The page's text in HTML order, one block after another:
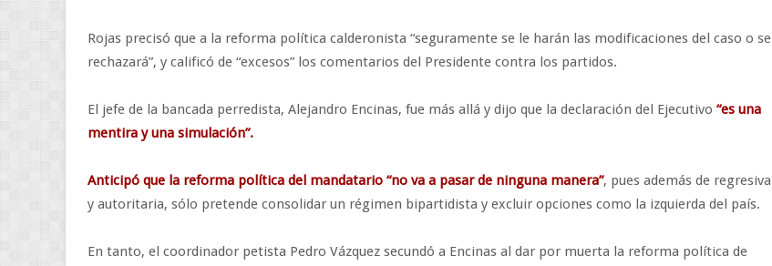
Rojas precisó que a la reforma política calderonista “seguramente se le harán las modificaciones del caso o se
rechazará”, y calificó de “excesos” los comentarios del Presidente contra los partidos.
El jefe de la bancada perredista, Alejandro Encinas, fue más allá y dijo que la declaración del Ejecutivo “es una
mentira y una simulación”.
Anticipó que la reforma política del mandatario “no va a pasar de ninguna manera”, pues además de regresiva
y autoritaria, sólo pretende consolidar un régimen bipartidista y excluir opciones como la izquierda del país.
En tanto, el coordinador petista Pedro Vázquez secundó a Encinas al dar por muerta la reforma política de